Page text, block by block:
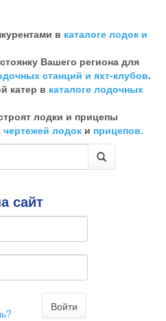
в каталоге лодок и
Вашего региона для
станций и яхт-клубов.
катер в каталоге лодочных
лодки и прицепы
чертежей лодок и прицепов.
сайт
Войти